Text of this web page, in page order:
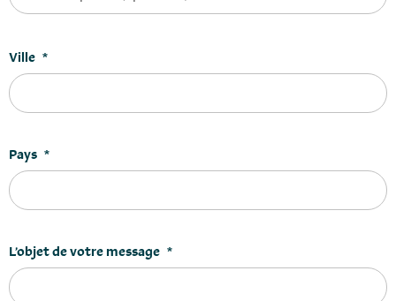
Ville *
Pays *
L’objet de votre message *